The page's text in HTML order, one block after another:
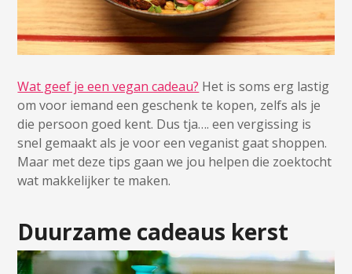
Wat geef je een vegan cadeau? Het is soms erg lastig
om voor iemand een geschenk te kopen, zelfs als je
die persoon goed kent. Dus tja…. een vergissing is
snel gemaakt als je voor een veganist gaat shoppen.
Maar met deze tips gaan we jou helpen die zoektocht
wat makkelijker te maken.
Duurzame cadeaus kerst